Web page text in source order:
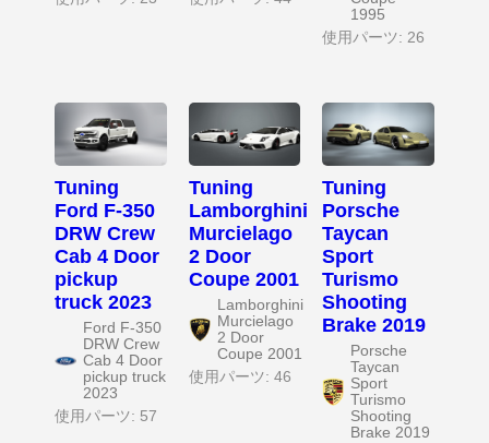
1995
使用パーツ: 26
Tuning
Ford F-350
DRW Crew
Cab 4 Door
pickup
truck 2023
Ford F-350
DRW Crew
Cab 4 Door
pickup truck
2023
使用パーツ: 57
Tuning
Lamborghini
Murcielago
2 Door
Coupe 2001
Lamborghini
Murcielago
2 Door
Coupe 2001
使用パーツ: 46
Tuning
Porsche
Taycan
Sport
Turismo
Shooting
Brake 2019
Porsche
Taycan
Sport
Turismo
Shooting
Brake 2019